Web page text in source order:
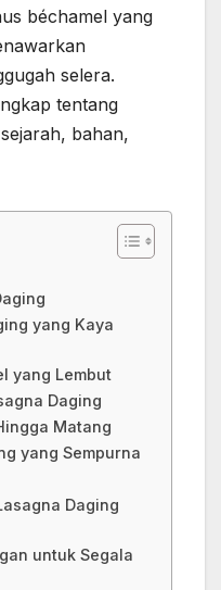
béchamel yang
selera.
tentang
bahan,
yang Kaya
yang Lembut
Daging
Matang
yang Sempurna
Daging
untuk Segala